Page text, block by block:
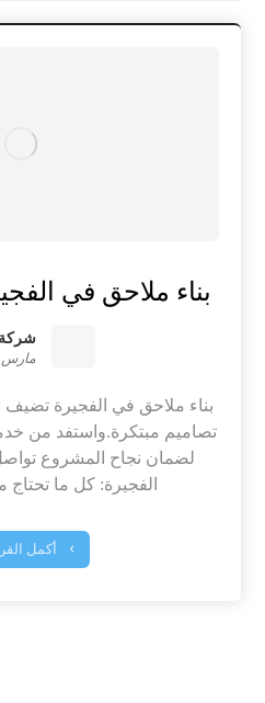
بناء ملاحق في الفجيرة
مارس 25, 2025
بناء ملاحق في الفجيرة تضيف
تصاميم مبتكرة.واستفد من
لضمان نجاح المشروع
الفجيرة: كل ما تحتاج
أكمل